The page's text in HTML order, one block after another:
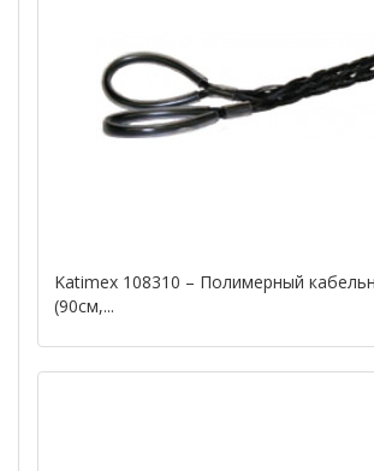
Katimex 108310 – Полимерный
(90см,...